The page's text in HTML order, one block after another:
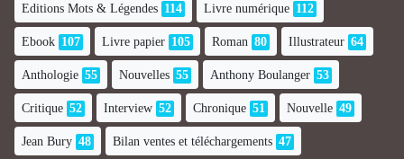
Editions Mots & Légendes 114 Livre numérique 112
Ebook 107 Livre papier 105 Roman 80 Illustrateur 64
Anthologie 55 Nouvelles 55 Anthony Boulanger 53
Critique 52 Interview 52 Chronique 51 Nouvelle 49
Jean Bury 48 Bilan ventes et téléchargements 47